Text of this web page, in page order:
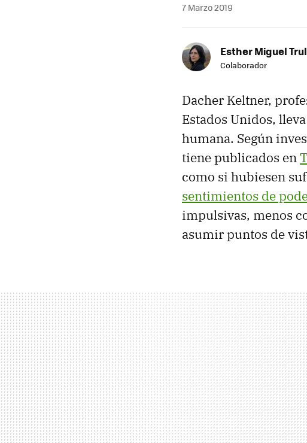
7 Marzo 2019
Esther Miguel
Colaborador
Dacher Keltner,
Estados Unidos,
humana. Según
tiene publicados en
como si hubiesen
sentimientos de
impulsivas, menos
asumir puntos de